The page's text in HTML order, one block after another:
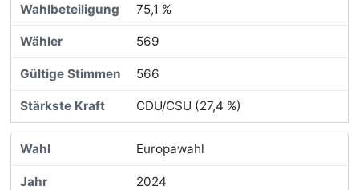
75,1 %
569
566
CDU/CSU (27,4 %)
Europawahl
2024